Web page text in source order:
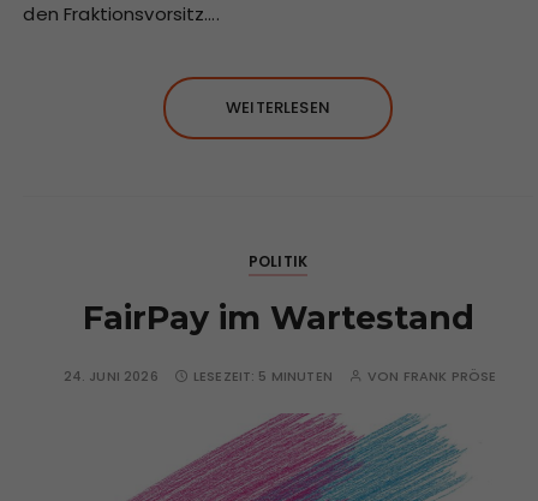
den Fraktionsvorsitz….
WEITERLESEN
POLITIK
FairPay im Wartestand
24. JUNI 2026 LESEZEIT: 5 MINUTEN VON FRANK PRÖSE